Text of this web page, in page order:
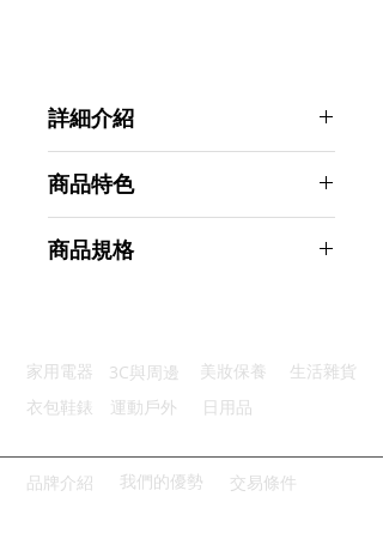
詳細介紹
商品特色
圓潤瓶口：瓶口細心打磨圓弧處理
商品規格
主要材質：玻璃瓶身, 塑料噴頭
商品尺寸：23*7.5*7.5cm
產地名稱：中國大陸
代理商：亞桓有限公司
家用電器 3C與周邊 美妝保養
生活雜貨
衣包鞋錶
運動戶外 日用品
品牌介紹 我們的優勢 交易條件